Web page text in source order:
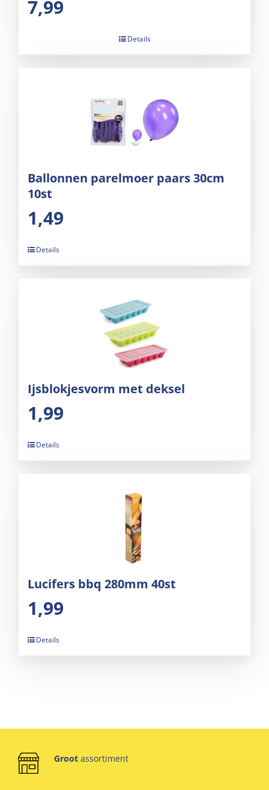
7,99
Details
Ballonnen parelmoer paars 30cm
10st
1,49
Details
Ijsblokjesvorm met deksel
1,99
Details
Lucifers bbq 280mm 40st
1,99
Details
Groot assortiment